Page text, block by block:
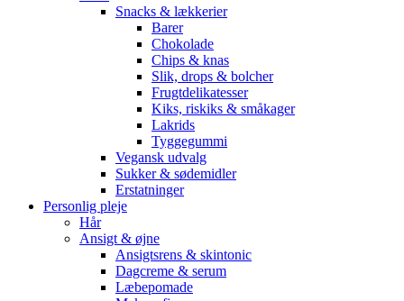
Snacks & lækkerier
Barer
Chokolade
Chips & knas
Slik, drops & bolcher
Frugtdelikatesser
Kiks, riskiks & småkager
Lakrids
Tyggegummi
Vegansk udvalg
Sukker & sødemidler
Erstatninger
Personlig pleje
Hår
Ansigt & øjne
Ansigtsrens & skintonic
Dagcreme & serum
Læbepomade